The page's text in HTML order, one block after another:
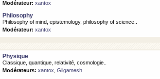
Modérateur: xantox
Philosophy
Philosophy of mind, epistemology, philosophy of science..
Modérateur: xantox
Physique
Classique, quantique, relativité, cosmologie..
Modérateurs: xantox Gilgamesh